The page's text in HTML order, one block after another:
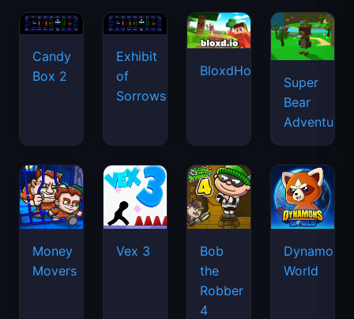
Candy
Box 2
Exhibit
of
Sorrows
BloxdHop.io
Super
Bear
Adventure
Money
Movers
Vex 3
Bob
the
Robber
4
Dynamons
World